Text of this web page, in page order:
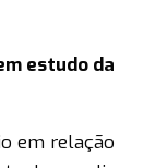
estudo da
em relação